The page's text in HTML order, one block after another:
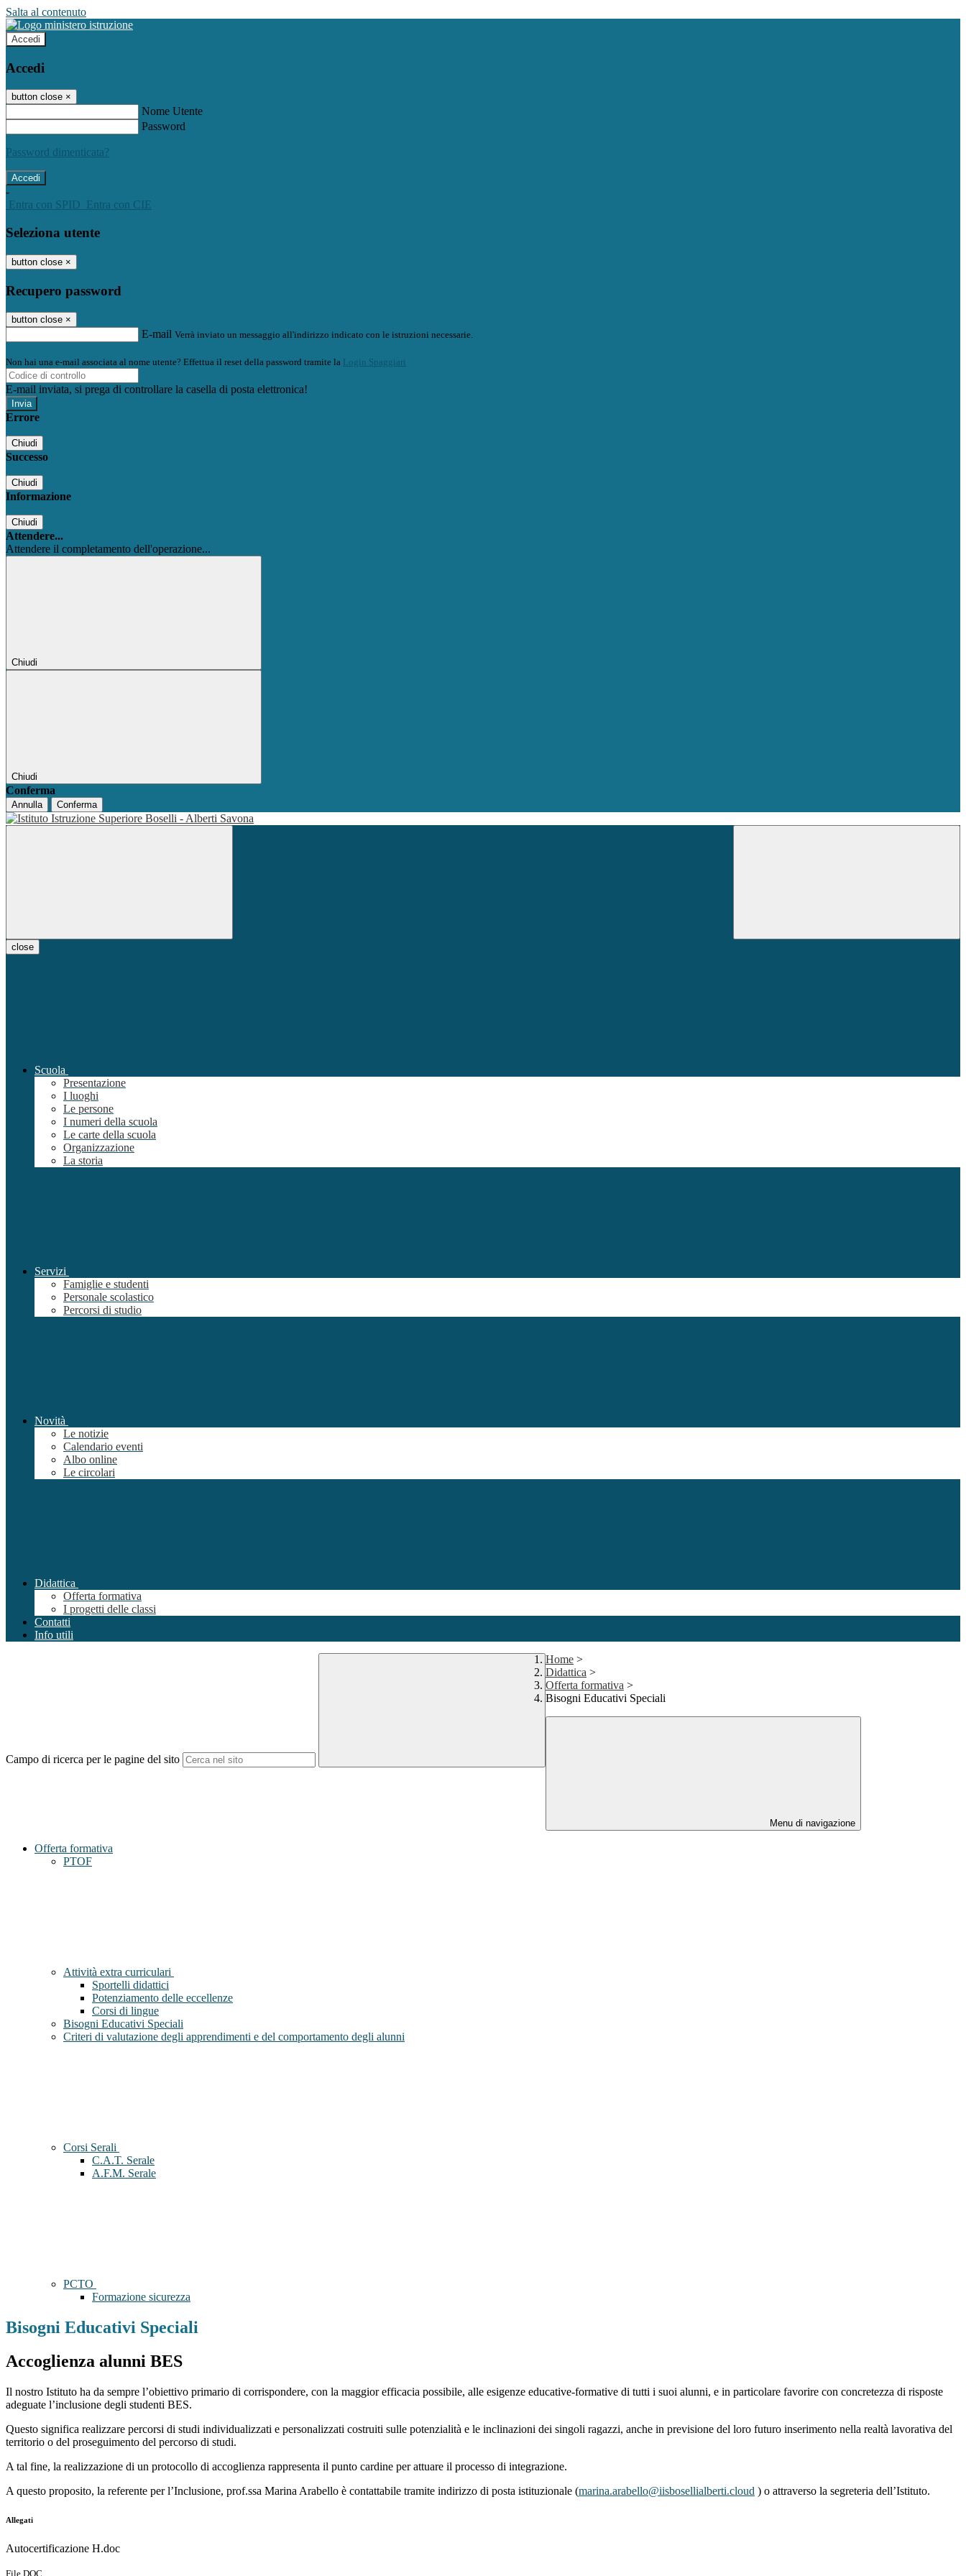
Salta al contenuto
Accedi
Accedi
button close ×
Nome Utente
Password
Password dimenticata?
-
Entra con SPID
Entra con CIE
Seleziona utente
button close ×
Recupero password
button close ×
E-mail Verrà inviato un messaggio all'indirizzo indicato con le istruzioni necessarie.
Non hai una e-mail associata al nome utente? Effettua il reset della password tramite la Login Spaggiari
E-mail inviata, si prega di controllare la casella di posta elettronica!
Errore
Chiudi
Successo
Chiudi
Informazione
Chiudi
Attendere...
Attendere il completamento dell'operazione...
Chiudi
Chiudi
Conferma
Annulla Conferma
close
Scuola
Presentazione
I luoghi
Le persone
I numeri della scuola
Le carte della scuola
Organizzazione
La storia
Servizi
Famiglie e studenti
Personale scolastico
Percorsi di studio
Novità
Le notizie
Calendario eventi
Albo online
Le circolari
Didattica
Offerta formativa
I progetti delle classi
Contatti
Info utili
Campo di ricerca per le pagine del sito
Home >
Didattica >
Offerta formativa >
Bisogni Educativi Speciali
Menu di navigazione
Offerta formativa
PTOF
Attività extra curriculari
Sportelli didattici
Potenziamento delle eccellenze
Corsi di lingue
Bisogni Educativi Speciali
Criteri di valutazione degli apprendimenti e del comportamento degli alunni
Corsi Serali
C.A.T. Serale
A.F.M. Serale
PCTO
Formazione sicurezza
Bisogni Educativi Speciali
Accoglienza alunni BES
Il nostro Istituto ha da sempre l’obiettivo primario di corrispondere, con la maggior efficacia possibile, alle esigenze educative-formative di tutti i suoi alunni, e in particolare favorire con concretezza di risposte
adeguate l’inclusione degli studenti BES.
Questo significa realizzare percorsi di studi individualizzati e personalizzati costruiti sulle potenzialità e le inclinazioni dei singoli ragazzi, anche in previsione del loro futuro inserimento nella realtà lavorativa del
territorio o del proseguimento del percorso di studi.
A tal fine, la realizzazione di un protocollo di accoglienza rappresenta il punto cardine per attuare il processo di integrazione.
A questo proposito, la referente per l’Inclusione, prof.ssa Marina Arabello è contattabile tramite indirizzo di posta istituzionale (marina.arabello@iisbosellialberti.cloud ) o attraverso la segreteria dell’Istituto.
Allegati
Autocertificazione H.doc
File DOC